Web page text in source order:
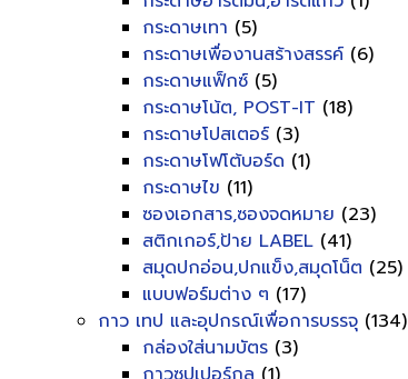
กระดาษเทา (5)
กระดาษเพื่องานสร้างสรรค์ (6)
กระดาษแฟ็กซ์ (5)
กระดาษโน้ต, POST-IT (18)
กระดาษโปสเตอร์ (3)
กระดาษโฟโต้บอร์ด (1)
กระดาษไข (11)
ซองเอกสาร,ซองจดหมาย (23)
สติกเกอร์,ป้าย LABEL (41)
สมุดปกอ่อน,ปกแข็ง,สมุดโน็ต (25)
แบบฟอร์มต่าง ๆ (17)
กาว เทป และอุปกรณ์เพื่อการบรรจุ (134)
กล่องใส่นามบัตร (3)